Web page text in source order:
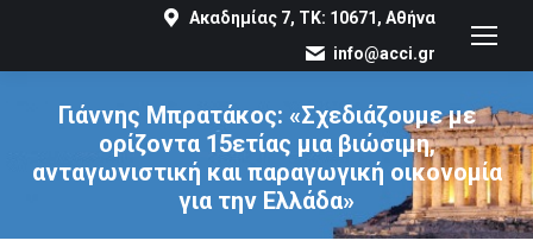
Ακαδημίας 7, ΤΚ: 10671, Αθήνα
info@acci.gr
Γιάννης Μπρατάκος: «Σχεδιάζουμε με
ορίζοντα 15ετίας μια βιώσιμη,
ανταγωνιστική και παραγωγική οικονομία
για την Ελλάδα»
You are here: